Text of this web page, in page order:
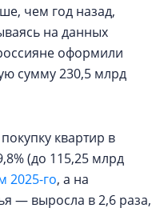
чем год назад,
на данных
оформили
сумму 230,5 млрд
квартир в
(до 115,25 млрд
2025-го, а на
— выросла в 2,6 раза,